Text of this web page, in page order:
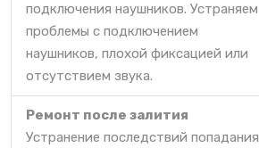
подключения наушников. Устраняем
проблемы с подключением
наушников, плохой фиксацией или
отсутствием звука.
Ремонт после залития
Устранение последствий попадания